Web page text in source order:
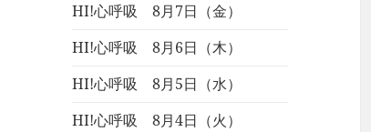
HI!心呼吸 8月7日（金）
HI!心呼吸 8月6日（木）
HI!心呼吸 8月5日（水）
HI!心呼吸 8月4日（火）